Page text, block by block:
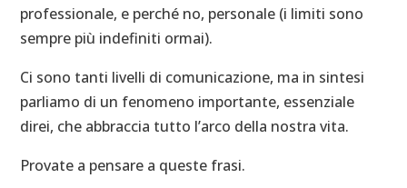
professionale, e perché no, personale (i limiti sono
sempre più indefiniti ormai).
Ci sono tanti livelli di comunicazione, ma in sintesi
parliamo di un fenomeno importante, essenziale
direi, che abbraccia tutto l’arco della nostra vita.
Provate a pensare a queste frasi.